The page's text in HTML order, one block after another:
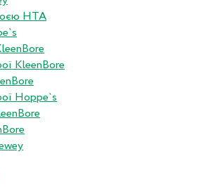
HTA
KleenBore
Hoppe`s